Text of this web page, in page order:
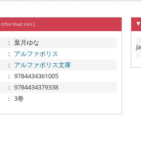
： 葉月ゆな
： アルファポリス
： アルファポリス文庫
： 9784434361005
： 9784434379338
： 3巻